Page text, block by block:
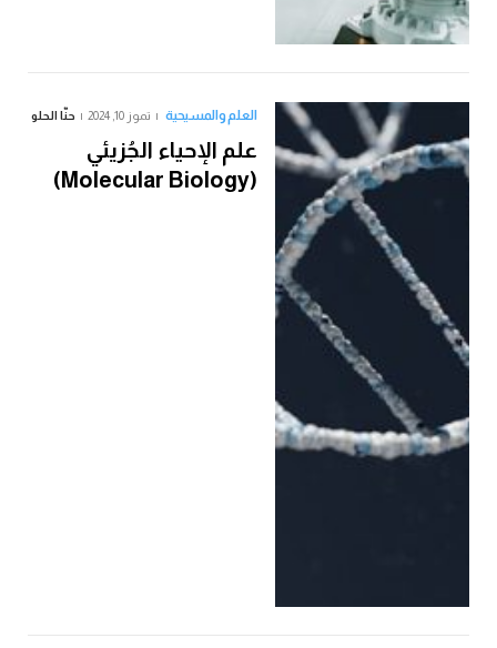
العلم والمسيحية تموز 10, 2024 حنّا الحلو
علم الإحياء الجُزيئي
(Molecular Biology)